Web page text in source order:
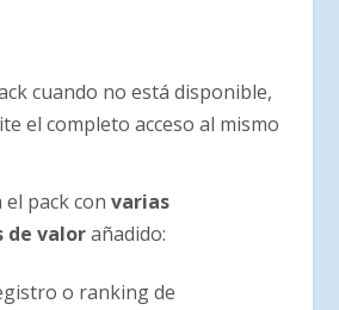
cuando no está disponible,
el completo acceso al mismo
pack con varias
de valorañadido:
o ranking de